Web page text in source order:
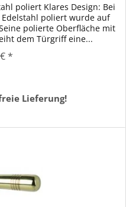
poliert Klares Design: Bei
poliert wurde auf
polierte Oberfläche mit
dem Türgriff eine...
*
Lieferung!